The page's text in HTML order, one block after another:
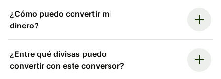
¿Cómo puedo convertir mi
dinero?
¿Entre qué divisas puedo
convertir con este conversor?